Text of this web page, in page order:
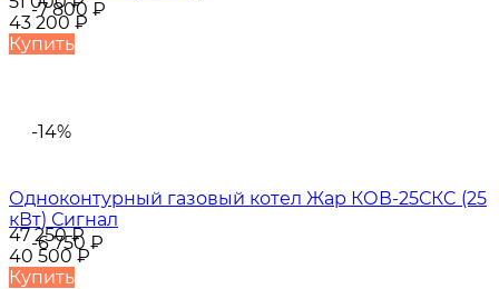
-7 800 ₽
43 200₽
Купить
-14%
-6 750 ₽
Одноконтурный газовый котел Жар КОВ-25СКC (25
кВт) Сигнал
47 250₽
40 500 ₽
Купить